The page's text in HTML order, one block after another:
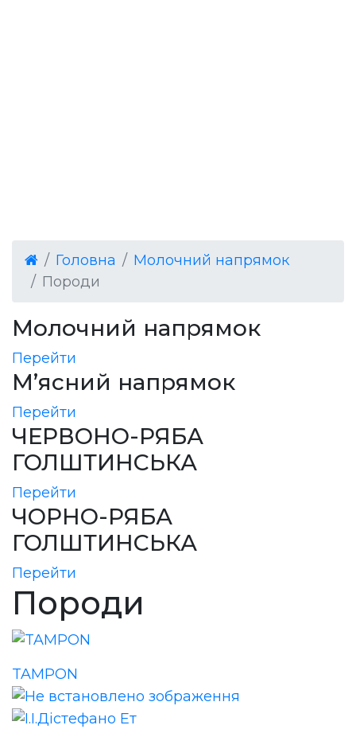
Головна
Молочний напрямок
Породи
Молочний напрямок
Перейти
М’ясний напрямок
Перейти
ЧЕРВОНО-РЯБА
ГОЛШТИНСЬКА
Перейти
ЧОРНО-РЯБА
ГОЛШТИНСЬКА
Перейти
Породи
TAMPON